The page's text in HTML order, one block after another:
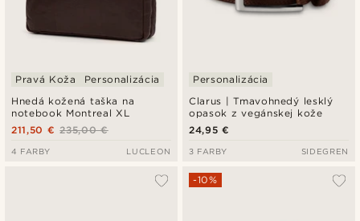
Hnedá kožená taška na
notebook Montreal XL
Pravá Koža Personalizácia
235,00 €
211,50 €
4 FARBY LUCLEON
Clarus | Tmavohnedý lesklý
opasok z vegánskej kože
Personalizácia
24,95 €
3 FARBY SIDEGREN
-10%